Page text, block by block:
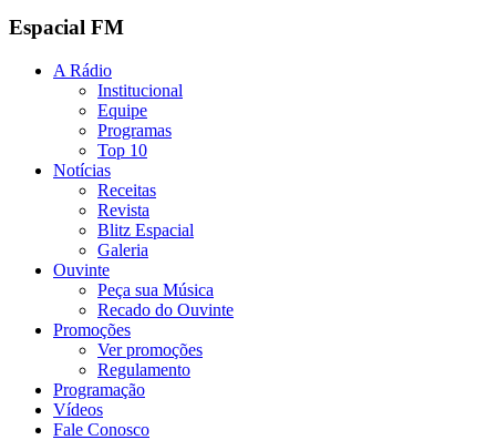
Espacial FM
A Rádio
Institucional
Equipe
Programas
Top 10
Notícias
Receitas
Revista
Blitz Espacial
Galeria
Ouvinte
Peça sua Música
Recado do Ouvinte
Promoções
Ver promoções
Regulamento
Programação
Vídeos
Fale Conosco